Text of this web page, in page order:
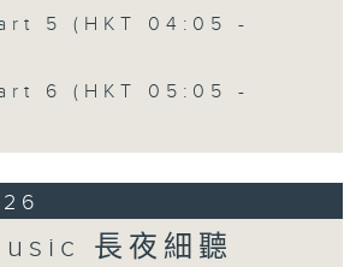
5 (HKT 04:05 -
6 (HKT 05:05 -
長夜細聽